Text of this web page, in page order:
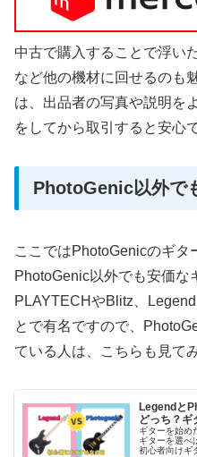
中古で購入することで浮い
など他の機材に回せるのも
は、出品者の写真や説明を
をしてから取引すると安心
PhotoGenic以外で
ここではPhotoGenicのギタ
PhotoGenic以外でも安価な
PLAYTECHやBlitz、
とで有名ですので、
ている人は、こちらも見て
Legendと
どっち？ギ
ギターを始め
ギターを選べ
初心者向けギ